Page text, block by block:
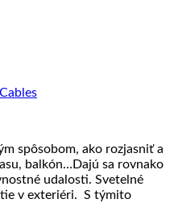
spôsobom, ako rozjasniť a
balkón…Dajú sa rovnako
udalosti. Svetelné
v exteriéri. S týmito